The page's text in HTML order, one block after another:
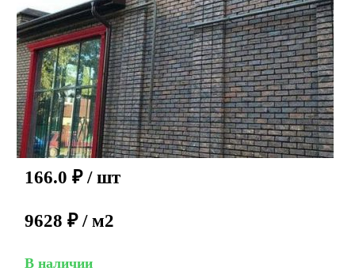
166.0 ₽ / шт
9628 ₽ / м2
В наличии